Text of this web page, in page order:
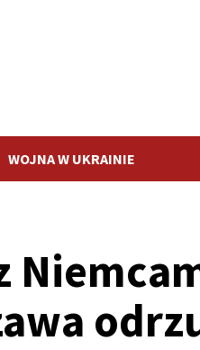
WOJNA W UKRAINIE